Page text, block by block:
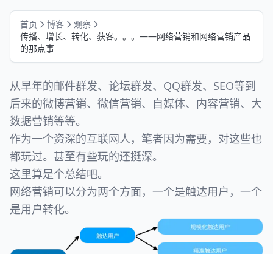
首页 博客
观察
传播、增长、转化、获客。。。——网络营销和网络营销产品
的那点事
从早年的邮件群发、论坛群发、QQ群发、SEO等到
后来的微博营销、微信营销、自媒体、内容营销、大
数据营销等等。
作为一个资深的互联网人，笔者因为需要，对这些也
都玩过。甚至有些玩的还挺深。
这里算是个总结吧。
网络营销可以分为两个方面，一个是触达用户，一个
是用户转化。